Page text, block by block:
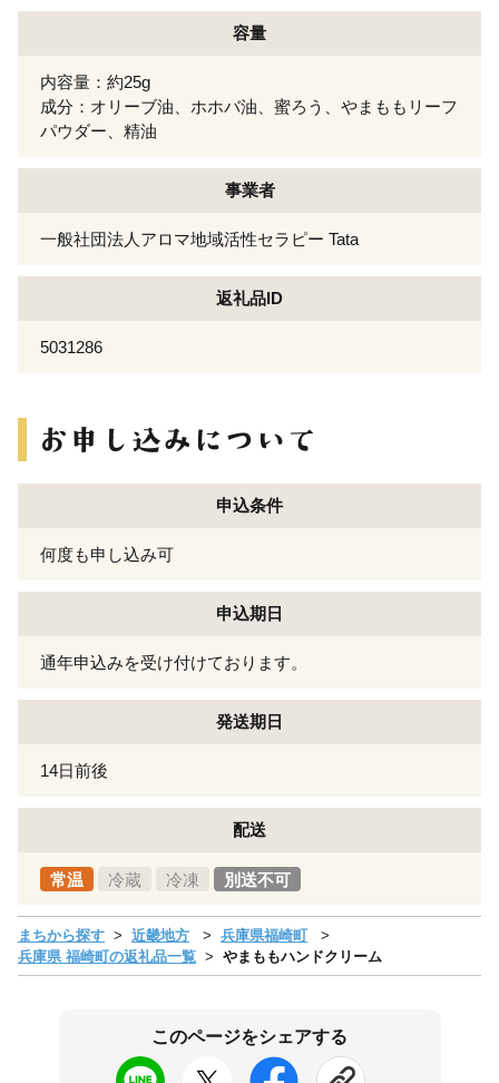
容量
内容量：約25g
成分：オリーブ油、ホホバ油、蜜ろう、やまももリーフ
パウダー、精油
事業者
一般社団法人アロマ地域活性セラピー Tata
返礼品ID
5031286
申込条件
何度も申し込み可
申込期日
通年申込みを受け付けております。
発送期日
14日前後
配送
常温 冷蔵 冷凍 別送不可
まちから探す 近畿地方
兵庫県福崎町
兵庫県 福崎町の返礼品一覧
やまももハンドクリーム
このページをシェアする